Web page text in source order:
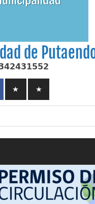
de
𝟯𝟰𝟮𝟰𝟯𝟭𝟱𝟱𝟮